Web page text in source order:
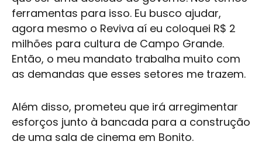
ferramentas para isso. Eu busco ajudar,
agora mesmo o Reviva aí eu coloquei R$ 2
milhões para cultura de Campo Grande.
Então, o meu mandato trabalha muito com
as demandas que esses setores me trazem.
Além disso, prometeu que irá arregimentar
esforços junto à bancada para a construção
de uma sala de cinema em Bonito.